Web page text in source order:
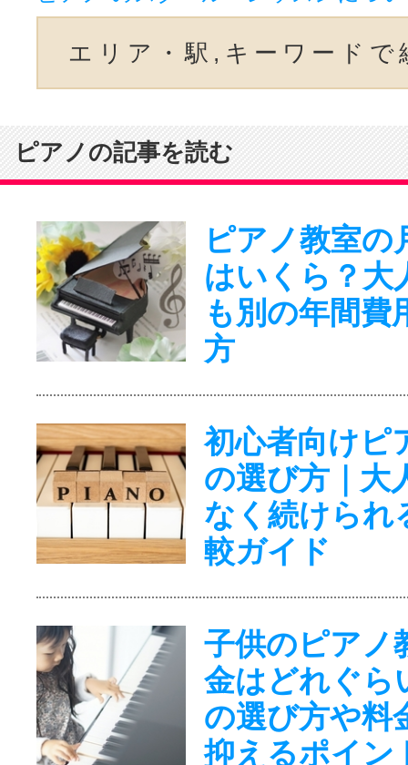
エリア・駅,キーワードで
ピアノの記事を読む
ピアノ教室の
はいくら？大
も別の年間費
方
初心者向けピ
の選び方｜大
なく続けられ
較ガイド
子供のピアノ
金はどれぐら
の選び方や料
抑えるポイン